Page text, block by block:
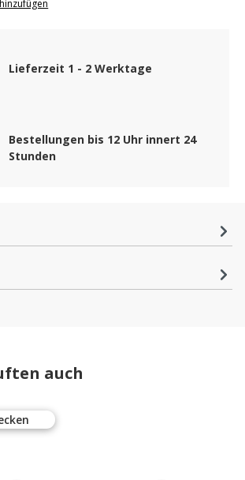
Lieferzeit 1 - 2 Werktage
Bestellungen bis 12 Uhr innert 24
Stunden
auch